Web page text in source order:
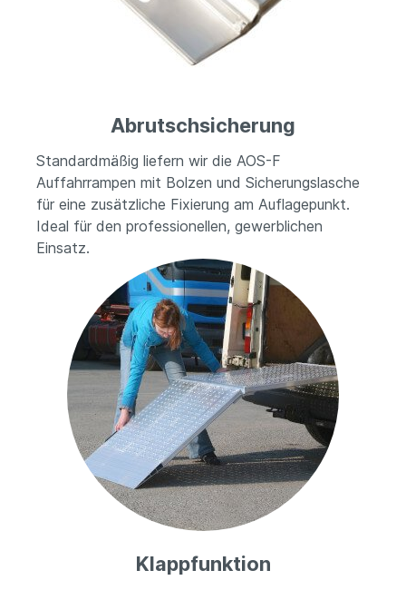
Abrutschsicherung
Standardmäßig liefern wir die AOS-F
Auffahrrampen mit Bolzen und Sicherungslasche
für eine zusätzliche Fixierung am Auflagepunkt.
Ideal für den professionellen, gewerblichen
Einsatz.
Klappfunktion